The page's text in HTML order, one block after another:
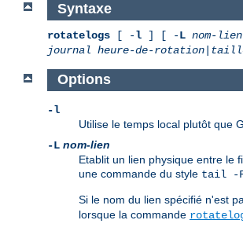
Syntaxe
rotatelogs [ -l ] [ -L nom-lien
journal heure-de-rotation
Options
-l
Utilise le temps local plutôt que
-L nom-lien
Etablit un lien physique entre le
une commande du style tail -F
Si le nom du lien spécifié n'est
lorsque la commande